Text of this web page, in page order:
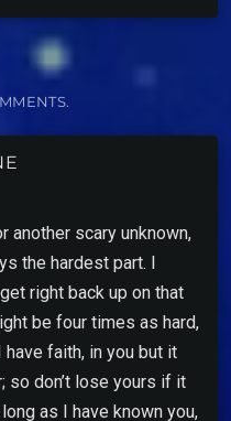
another scary unknown,
the hardest part. I
right back up on that
be four times as hard,
have faith, in you but it
so don’t lose yours if it
as I have known you,